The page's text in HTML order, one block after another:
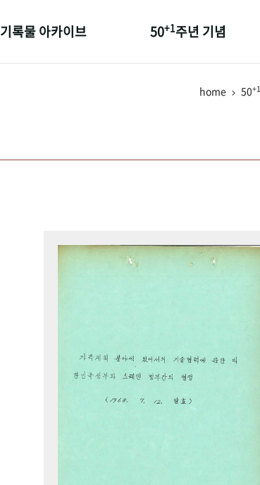
기록물 아카이브 50+1주년 기념
성과 50선home 50+1